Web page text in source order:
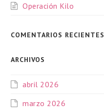
Operación Kilo
COMENTARIOS RECIENTES
ARCHIVOS
abril 2026
marzo 2026